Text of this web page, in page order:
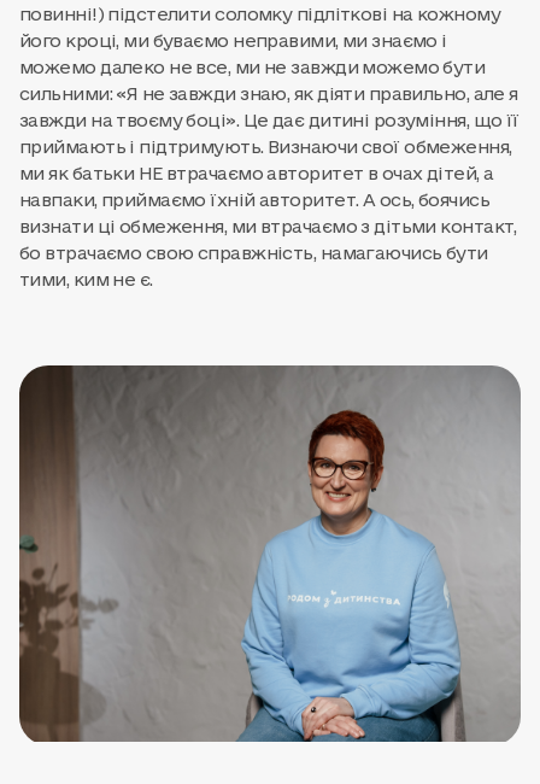
повинні!) підстелити соломку підліткові на кожному
його кроці, ми буваємо неправими, ми знаємо і
можемо далеко не все, ми не завжди можемо бути
сильними: «Я не завжди знаю, як діяти правильно, але я
завжди на твоєму боці». Це дає дитині розуміння, що її
приймають і підтримують. Визнаючи свої обмеження,
ми як батьки НЕ втрачаємо авторитет в очах дітей, а
навпаки, приймаємо їхній авторитет. А ось, боячись
визнати ці обмеження, ми втрачаємо з дітьми контакт,
бо втрачаємо свою справжність, намагаючись бути
тими, ким не є.